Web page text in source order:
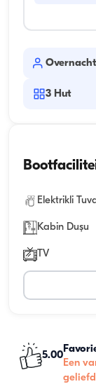
3 Hut
Elektrikli
Kabin Duşu
TV
5.00
Een